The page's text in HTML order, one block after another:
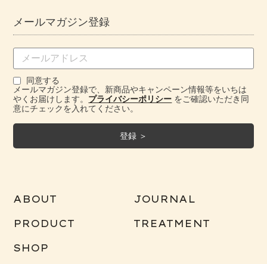
メールマガジン登録
同意する
メールマガジン登録で、新商品やキャンペーン情報等をいちは
やくお届けします。 プライバシーポリシー をご確認いただき同
意にチェックを入れてください。
ABOUT JOURNAL
PRODUCT TREATMENT
SHOP